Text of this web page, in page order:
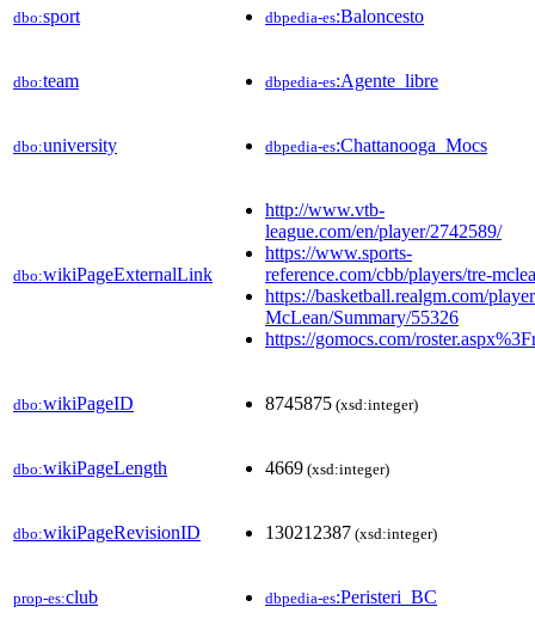
dbo:sport dbpedia-es:Baloncesto
dbo:team dbpedia-es:Agente_libre
dbo:university dbpedia-es:Chattanooga_Mocs
dbo:wikiPageExternalLink
http://www.vtb-
league.com/en/player/2742589/
https://www.sports-
reference.com/cbb/players/tre-
https://basketball.realgm.com/
McLean/Summary/55326
https://gomocs.com/
dbo:wikiPageID 8745875 (xsd:integer)
dbo:wikiPageLength 4669 (xsd:integer)
dbo:wikiPageRevisionID 130212387 (xsd:integer)
prop-es:club dbpedia-es:Peristeri_BC